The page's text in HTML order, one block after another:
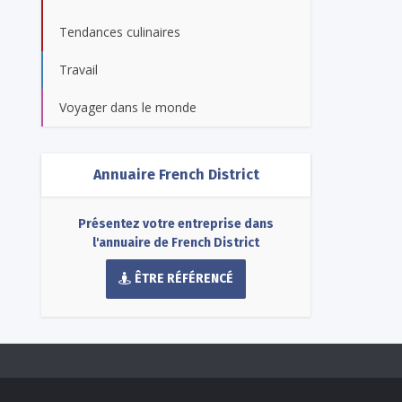
Tendances culinaires
Travail
Voyager dans le monde
Annuaire French District
Présentez votre entreprise dans
l'annuaire de French District
ÊTRE RÉFÉRENCÉ